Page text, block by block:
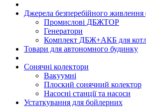
Джерела безперебійного
Промислові ДБЖTOP
Генератори
Комплект ДБЖ+АКБ для
Товари для автономного будинку
Сонячні колектори
Вакуумні
Плоский сонячний колектор
Насосні станції та насоси
Устаткування для бойлерних